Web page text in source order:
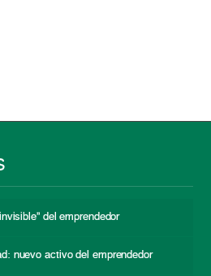
del emprendedor
nuevo activo del emprendedor